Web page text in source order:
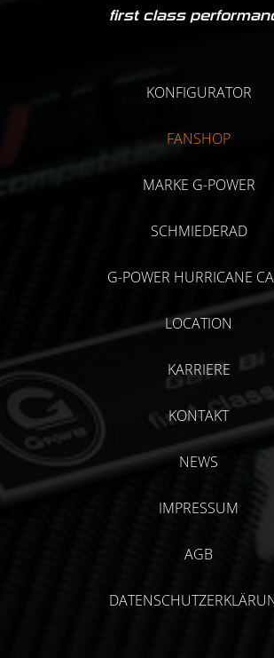
first class
KONFIGURATOR
FANSHOP
MARKE G-POWER
SCHMIEDERAD
G-POWER HURRICANE
LOCATION
KARRIERE
KONTAKT
NEWS
IMPRESSUM
AGB